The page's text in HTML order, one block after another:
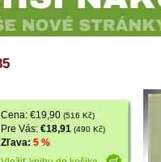
Cena: €19,90 (516 Kč)
Pre Vás: €18,91 (490 Kč)
Zľava: 5 %